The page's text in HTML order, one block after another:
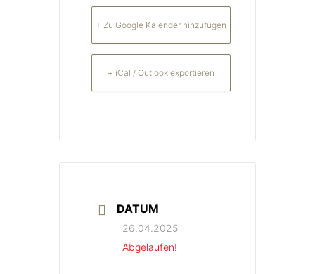
+ Zu Google Kalender hinzufügen
+ iCal / Outlook exportieren
DATUM
26.04.2025
Abgelaufen!